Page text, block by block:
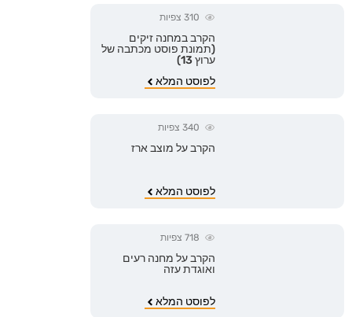
310צפיות
הקרב במחנה זיקים
(תמונת פוסט מכתבה של
ערוץ 13)
לפוסט המלא
340צפיות
הקרב על מוצב ארז
לפוסט המלא
718צפיות
הקרב על מחנה רעים
ואוגדת עזה
לפוסט המלא